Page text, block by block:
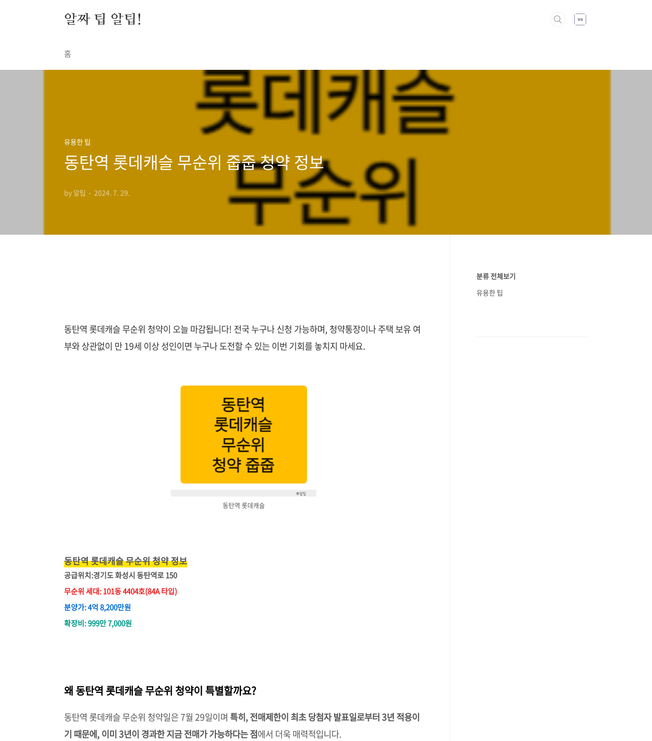
알짜 팁 알팁!
홈
유용한 팁
동탄역 롯데캐슬 무순위 줍줍 청약 정보
by 알팁 2024. 7. 29.
동탄역 롯데캐슬 무순위 청약이 오늘 마감됩니다! 전국 누구나 신청 가능하며, 청약통장이나 주택 보유 여
부와 상관없이 만 19세 이상 성인이면 누구나 도전할 수 있는 이번 기회를 놓치지 마세요.
동탄역 롯데캐슬
동탄역 롯데캐슬 무순위 청약 정보
공급위치:경기도 화성시 동탄역로 150
무순위 세대: 101동 4404호(84A 타입)
분양가: 4억 8,200만원
확장비: 999만 7,000원
왜 동탄역 롯데캐슬 무순위 청약이 특별할까요?
동탄역 롯데캐슬 무순위 청약일은 7월 29일이며 특히, 전매제한이 최초 당첨자 발표일로부터 3년 적용이
기 때문에, 이미 3년이 경과한 지금 전매가 가능하다는 점에서 더욱 매력적입니다.
분류 전체보기
유용한 팁